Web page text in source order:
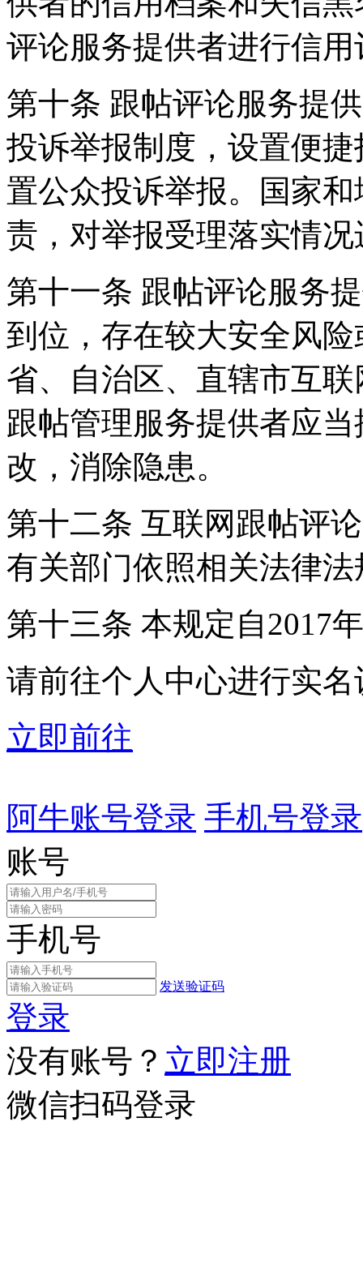
评论服务提供者进行信用
第十条 跟帖评论服务提
投诉举报制度，设置便
置公众投诉举报。国家
责，对举报受理落实情
第十一条 跟帖评论服务
到位，存在较大安全风
省、自治区、直辖市互
跟帖管理服务提供者应
改，消除隐患。
第十二条 互联网跟帖评
有关部门依照相关法律
第十三条 本规定自2017
请前往个人中心进行实名
立即前往
阿牛账号登录 手机号登录
账号
手机号
发送验证码
登录
没有账号？ 立即注册
微信扫码登录